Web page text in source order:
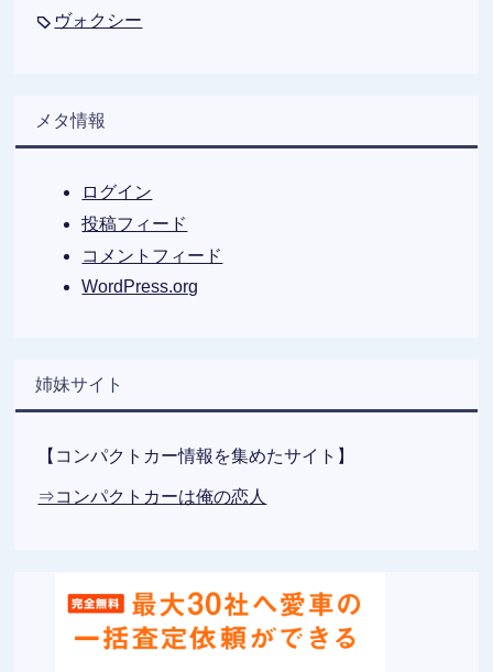
ヴォクシー
メタ情報
ログイン
投稿フィード
コメントフィード
WordPress.org
姉妹サイト
【コンパクトカー情報を集めたサイト】
⇒コンパクトカーは俺の恋人